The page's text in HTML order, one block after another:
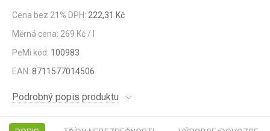
Cena bez 21% DPH: 222,31 Kč
Měrná cena: 269 Kč / l
PeMi kód: 100983
EAN: 8711577014506
Podrobný popis produktu